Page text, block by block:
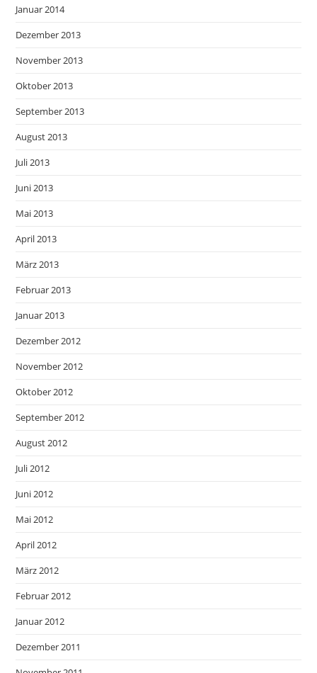
Januar 2014
Dezember 2013
November 2013
Oktober 2013
September 2013
August 2013
Juli 2013
Juni 2013
Mai 2013
April 2013
März 2013
Februar 2013
Januar 2013
Dezember 2012
November 2012
Oktober 2012
September 2012
August 2012
Juli 2012
Juni 2012
Mai 2012
April 2012
März 2012
Februar 2012
Januar 2012
Dezember 2011